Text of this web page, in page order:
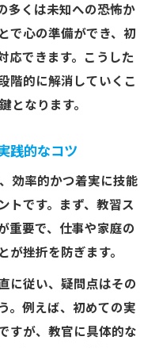
多くは未知への恐怖か
で心の準備ができ、初
応できます。こうした
階的に解消していくこ
となります。
践的なコツ
効率的かつ着実に技能
トです。まず、教習ス
重要で、仕事や家庭の
が挫折を防ぎます。
に従い、疑問点はその
。例えば、初めての実
すが、教官に具体的な